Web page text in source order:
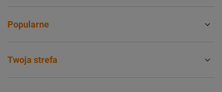
Popularne
Twoja strefa